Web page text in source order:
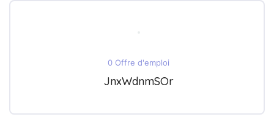
0 Offre d'emploi
JnxWdnmSOr